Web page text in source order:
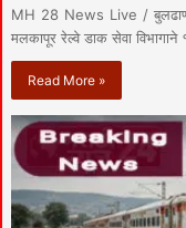
MH 28 News Live / बुलढाणा :
मलकापूर रेल्वे डाक सेवा
Read More »